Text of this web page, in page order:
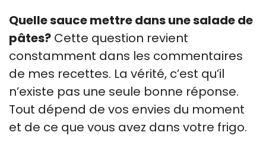
Quelle sauce mettre dans une salade de
pâtes? Cette question revient
constamment dans les commentaires
de mes recettes. La vérité, c’est qu’il
n’existe pas une seule bonne réponse.
Tout dépend de vos envies du moment
et de ce que vous avez dans votre frigo.